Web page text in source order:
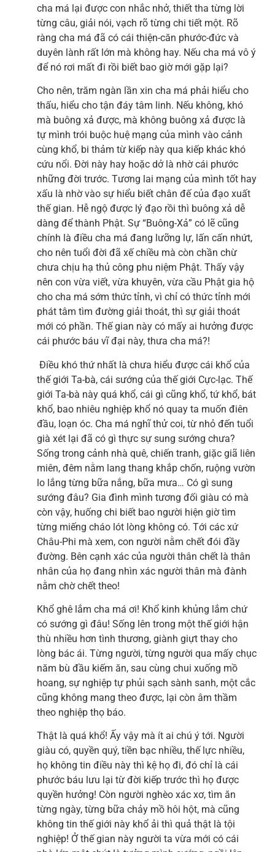
cha má lại được con nhắc nhở, thiết tha từng lời
từng câu, giải nói, vạch rõ từng chi tiết một. Rõ
ràng cha má đã có cái thiện-căn phước-đức và
duyên lành rất lớn mà không hay. Nếu cha má vô ý
để nó rơi mất đi rồi biết bao giờ mới gặp lại?
Cho nên, trăm ngàn lần xin cha má phải hiểu cho
thấu, hiểu cho tận đáy tâm linh. Nếu không, khó
mà buông xả được, mà không buông xả được là
tự mình trói buộc huệ mạng của mình vào cảnh
cùng khổ, bi thảm từ kiếp này qua kiếp khác khó
cứu nổi. Đời này hay hoặc dở là nhờ cái phước
những đời trước. Tương lai mạng của mình tốt hay
xấu là nhờ vào sự hiểu biết chân đế của đạo xuất
thế gian. Hễ ngộ được lý đạo rồi thì buông xả dễ
dàng để thành Phật. Sự “Buông-Xả” có lẽ cũng
chính là điều cha má đang lưỡng lự, lấn cấn nhứt,
cho nên tuổi đời đã xế chiều mà còn chần chừ
chưa chịu hạ thủ công phu niệm Phật. Thấy vậy
nên con vừa viết, vừa khuyên, vừa cầu Phật gia hộ
cho cha má sớm thức tỉnh, vì chỉ có thức tỉnh mới
phát tâm tìm đường giải thoát, thì sự giải thoát
mới có phần. Thế gian này có mấy ai hưởng được
cái phước báu vĩ đại này, thưa cha má?!
Điều khó thứ nhất là chưa hiểu được cái khổ của
thế giới Ta-bà, cái sướng của thế giới Cực-lạc. Thế
giới Ta-bà này quá khổ, cái gì cũng khổ, tứ khổ, bát
khổ, bao nhiêu nghiệp khổ nó quay ta muốn điên
đầu, loạn óc. Cha má nghĩ thử coi, từ nhỏ đến tuổi
già xét lại đã có gì thực sự sung sướng chưa?
Sống trong cảnh nhà quê, chiến tranh, giặc giã liên
miên, đêm nằm lang thang khắp chốn, ruộng vườn
lo lắng từng bữa nắng, bữa mưa… Có gì sung
sướng đâu? Gia đình mình tương đối giàu có mà
còn vậy, huống chi biết bao người hiện giờ tìm
từng miếng cháo lót lòng không có. Tới các xứ
Châu-Phi mà xem, con người nằm chết đói đầy
đường. Bên cạnh xác của người thân chết là thân
nhân của họ đang nhìn xác người thân mà đành
nằm chờ chết theo!
Khổ ghê lắm cha má ơi! Khổ kinh khủng lắm chứ
có sướng gì đâu! Sống lên trong một thế giới hận
thù nhiều hơn tình thương, giành giựt thay cho
lòng bác ái. Từng người, từng người qua mấy chục
năm bù đầu kiếm ăn, sau cùng chui xuống mồ
hoang, sự nghiệp tự phủi sạch sành sanh, một cắc
cũng không mang theo được, lại còn âm thầm
theo nghiệp thọ báo.
Thật là quá khổ! Ấy vậy mà ít ai chú ý tới. Người
giàu có, quyền quý, tiền bạc nhiều, thế lực nhiều,
họ không tin điều này thì kệ họ đi, đó chỉ là cái
phước báu lưu lại từ đời kiếp trước thì họ được
quyền hưởng! Còn người nghèo xác xơ, tìm ăn
từng ngày, từng bữa chảy mồ hôi hột, mà cũng
không tin thế giới này khổ ải thì quả thật là tội
nghiệp! Ở thế gian này người ta vừa mới có cái